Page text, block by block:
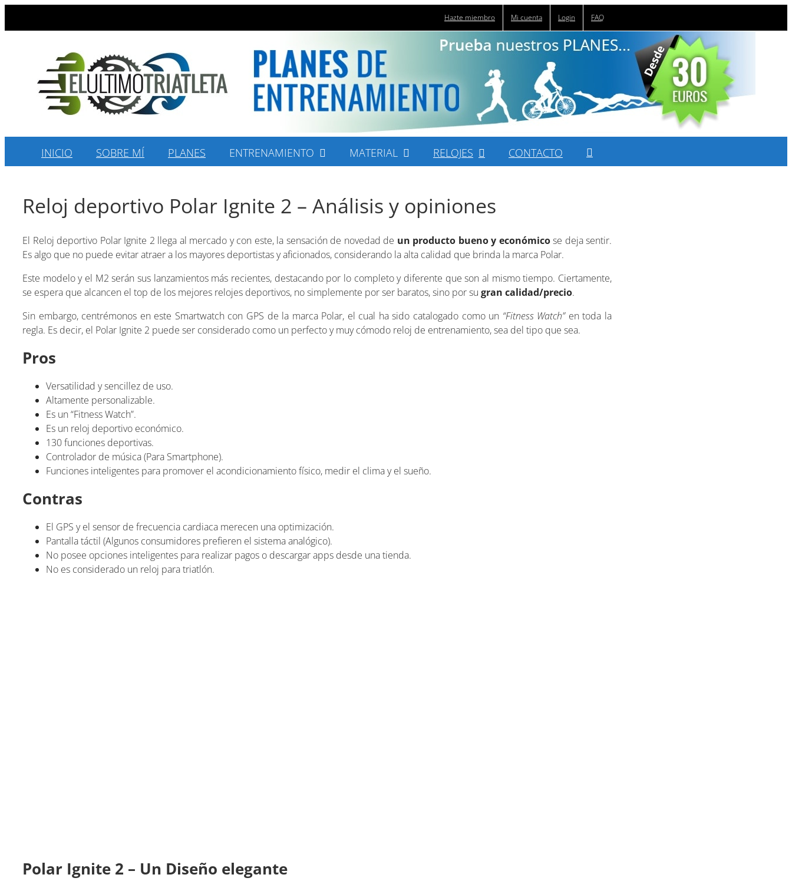
Hazte miembro Mi cuenta Login FAQ
INICIO SOBRE MÍ PLANES ENTRENAMIENTO MATERIAL RELOJES CONTACTO
Reloj deportivo Polar Ignite 2 – Análisis y opiniones
El Reloj deportivo Polar Ignite 2 llega al mercado y con este, la sensación de novedad de un producto bueno y económicose deja sentir.
Es algo que no puede evitar atraer a los mayores deportistas y aficionados, considerando la alta calidad que brinda la marca Polar.
Este modelo y el M2 serán sus lanzamientos más recientes, destacando por lo completo y diferente que son al mismo tiempo. Ciertamente,
se espera que alcancen el top de los mejores relojes deportivos, no simplemente por ser baratos, sino por su gran calidad/precio.
Sin embargo, centrémonos en este Smartwatch con GPS de la marca Polar, el cual ha sido catalogado como un “Fitness Watch”en toda la
regla. Es decir, el Polar Ignite 2 puede ser considerado como un perfecto y muy cómodo reloj de entrenamiento, sea del tipo que sea.
Pros
Versatilidad y sencillez de uso.
Altamente personalizable.
Es un “Fitness Watch”.
Es un reloj deportivo económico.
130 funciones deportivas.
Controlador de música (Para Smartphone).
Funciones inteligentes para promover el acondicionamiento físico, medir el clima y el sueño.
Contras
El GPS y el sensor de frecuencia cardiaca merecen una optimización.
Pantalla táctil (Algunos consumidores prefieren el sistema analógico).
No posee opciones inteligentes para realizar pagos o descargar apps desde una tienda.
No es considerado un reloj para triatlón.
Polar Ignite 2 – Un Diseño elegante